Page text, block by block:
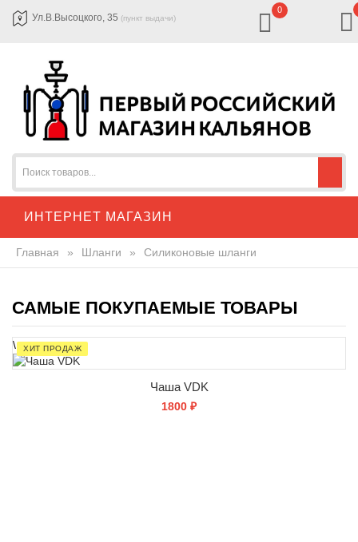
Ул.В.Высоцкого, 35 (пункт выдачи)
0
ИНТЕРНЕТ МАГАЗИН
Главная » Шланги » Силиконовые шланги
САМЫЕ ПОКУПАЕМЫЕ ТОВАРЫ
ХИТ ПРОДАЖ
\
Чаша VDK
1800 ₽